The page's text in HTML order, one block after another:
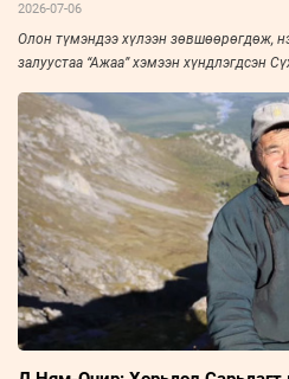
2026-07-06
Олон түмэндээ хүлээн зөвшөөрөгдөж,
залуустаа “Ажаа” хэмээн хүндлэгдсэн
“Зууны мэдээ” сонин “Амьдралын
хүч дүүрэн амьдарсан эрхэм хүний
засаг, улс төрийн амьдралын нэгэн үе